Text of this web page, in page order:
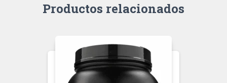
Productos relacionados